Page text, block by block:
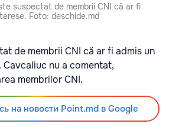
suspectat de membrii CNI că ar fi
Foto: deschide.md
de membrii CNI că ar fi admis un
nu a comentat,
membrilor CNI.
на новости Point.md в Google